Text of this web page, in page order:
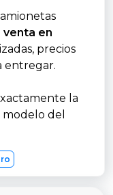
venta en
precios
entregar.
la
del